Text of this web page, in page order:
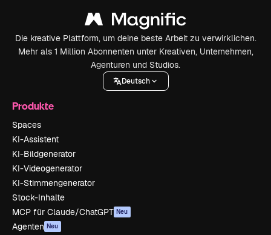
Die kreative Plattform, um deine beste Arbeit zu verwirklichen.
Mehr als 1 Million Abonnenten unter Kreativen, Unternehmen,
Agenturen und Studios.
Deutsch
Produkte
Spaces
KI-Assistent
KI-Bildgenerator
KI-Videogenerator
KI-Stimmengenerator
Stock-Inhalte
MCP für Claude/ChatGPT Neu
Agenten Neu